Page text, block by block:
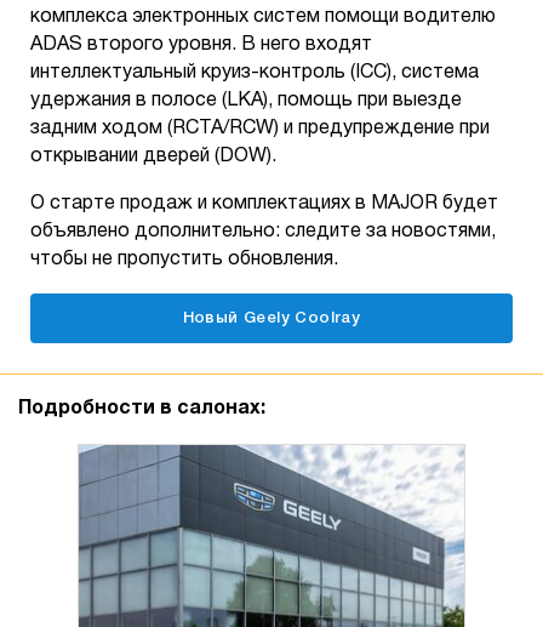
комплекса электронных систем помощи водителю
ADAS второго уровня. В него входят
интеллектуальный круиз-контроль (ICC), система
удержания в полосе (LKA), помощь при выезде
задним ходом (RCTA/RCW) и предупреждение при
открывании дверей (DOW).
О старте продаж и комплектациях в MAJOR будет
объявлено дополнительно: следите за новостями,
чтобы не пропустить обновления.
Новый Geely Coolray
Подробности в салонах: